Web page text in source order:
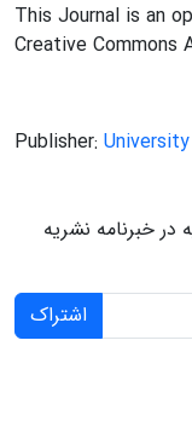
This Journal is an
Creative Commons
Publisher:
در خبرنامه نشریه
اشتراک